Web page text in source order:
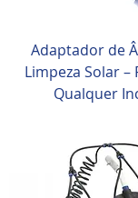
Adaptador de
Limpeza Solar –
Qualquer